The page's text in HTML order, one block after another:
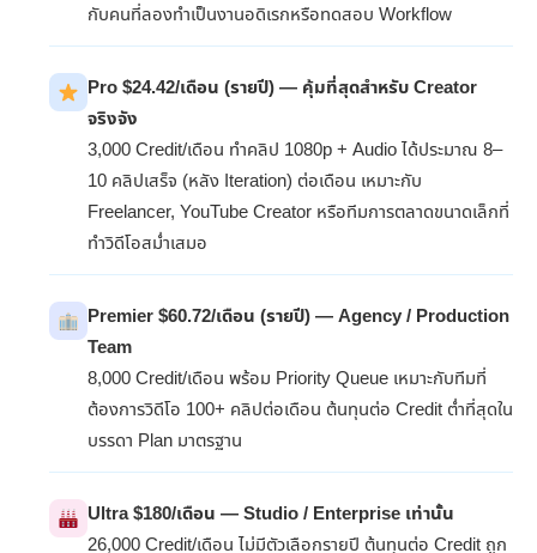
กับคนที่ลองทำเป็นงานอดิเรกหรือทดสอบ Workflow
Pro $24.42/เดือน (รายปี) — คุ้มที่สุดสำหรับ Creator
จริงจัง
3,000 Credit/เดือน ทำคลิป 1080p + Audio ได้ประมาณ 8–
10 คลิปเสร็จ (หลัง Iteration) ต่อเดือน เหมาะกับ
Freelancer, YouTube Creator หรือทีมการตลาดขนาดเล็กที่
ทำวิดีโอสม่ำเสมอ
Premier $60.72/เดือน (รายปี) — Agency / Production
Team
8,000 Credit/เดือน พร้อม Priority Queue เหมาะกับทีมที่
ต้องการวิดีโอ 100+ คลิปต่อเดือน ต้นทุนต่อ Credit ต่ำที่สุดใน
บรรดา Plan มาตรฐาน
Ultra $180/เดือน — Studio / Enterprise เท่านั้น
26,000 Credit/เดือน ไม่มีตัวเลือกรายปี ต้นทุนต่อ Credit ถูก